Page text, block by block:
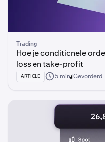
Trading
Hoe je conditionele
loss en take-profit
ARTICLE 5 min Gevorderd